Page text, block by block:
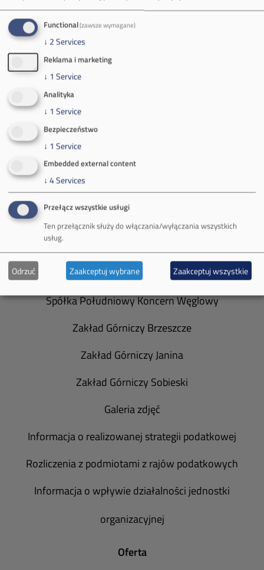
Tel.+48 32 627 00 00
Zakład Górniczy Brzeszcze
32-620 Brzeszcze
(poniedziałek-piątek 7:00-15:00)
Władze spółki
Spółka Południowy Koncern Węglowy
Zakład Górniczy Brzeszcze
Zakład Górniczy Janina
Zakład Górniczy Sobieski
Galeria zdjęć
Informacja o realizowanej strategii podatkowej
Rozliczenia z podmiotami z rajów podatkowych
Informacja o wpływie działalności jednostki
organizacyjnej
Oferta
Functional(zawsze wymagane)
↓ 2Services
Reklama i marketing
↓ 1 Service
Analityka
↓ 1 Service
Bezpieczeństwo
↓ 1 Service
Embedded external content
↓ 4Services
Przełącz wszystkie usługi
Ten przełącznik służy do włączania/wyłączania wszystkich
usług.
Odrzuć Zaakceptuj wybrane Zaakceptuj wszystkie